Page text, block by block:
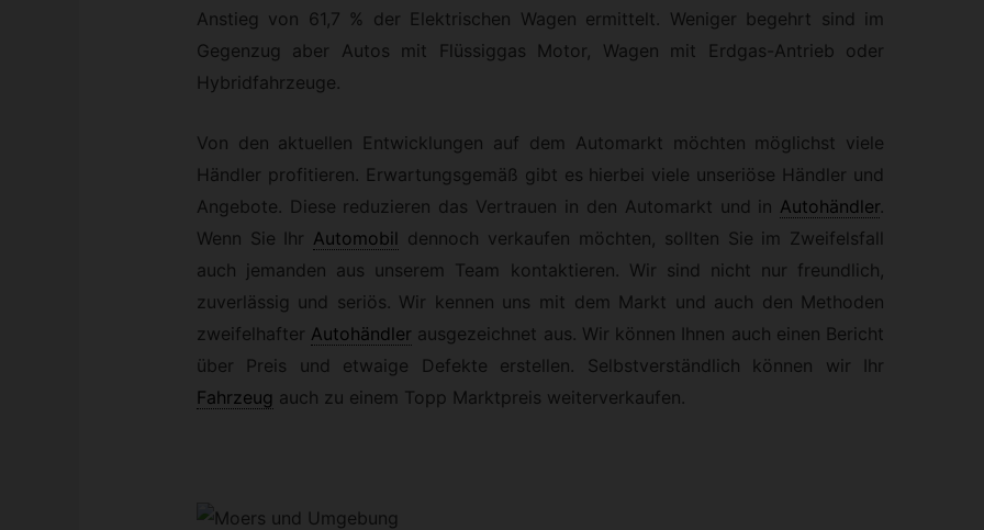
Anstieg von 61,7 % der Elektrischen Wagen ermittelt. Weniger begehrt sind im
Gegenzug aber Autos mit Flüssiggas Motor, Wagen mit Erdgas-Antrieb oder
Hybridfahrzeuge.
Von den aktuellen Entwicklungen auf dem Automarkt möchten möglichst viele
Händler profitieren. Erwartungsgemäß gibt es hierbei viele unseriöse Händler und
Angebote. Diese reduzieren das Vertrauen in den Automarkt und in Autohändler.
Wenn Sie Ihr Automobil dennoch verkaufen möchten, sollten Sie im Zweifelsfall
auch jemanden aus unserem Team kontaktieren. Wir sind nicht nur freundlich,
zuverlässig und seriös. Wir kennen uns mit dem Markt und auch den Methoden
zweifelhafter Autohändler ausgezeichnet aus. Wir können Ihnen auch einen Bericht
über Preis und etwaige Defekte erstellen. Selbstverständlich können wir Ihr
Fahrzeug auch zu einem Topp Marktpreis weiterverkaufen.